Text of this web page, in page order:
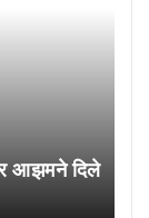
आझमने दिले